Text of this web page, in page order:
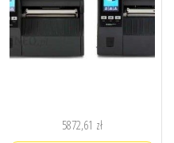
5872,61 zł